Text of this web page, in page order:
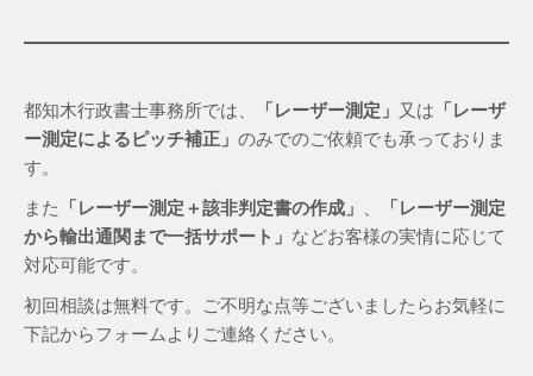
都知木行政書士事務所では、 「レーザー測定」 又は 「レーザ
ー測定によるピッチ補正」 のみでのご依頼でも承っておりま
す。
また
「レーザー測定＋該非判定書の作成」
「レーザー測定
から輸出通関まで一括サポート」 などお客様の実情に応じて
対応可能です。
初回相談は無料です。ご不明な点等ございましたらお気軽に
下記からフォームよりご連絡ください。